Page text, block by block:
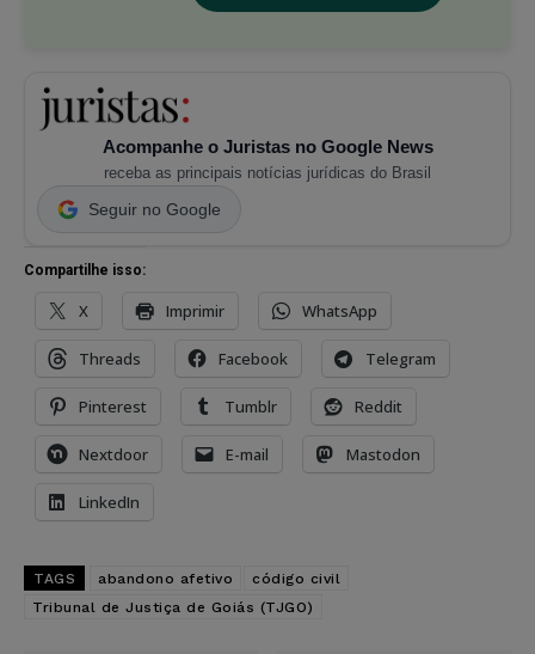
Acompanhe o Juristas no Google News
receba as principais notícias jurídicas do Brasil
Seguir no Google
Compartilhe isso:
X Imprimir WhatsApp
Threads Facebook Telegram
Pinterest Tumblr Reddit
Nextdoor E-mail Mastodon
LinkedIn
TAGS abandono afetivo
código civil
Tribunal de Justiça de Goiás (TJGO)